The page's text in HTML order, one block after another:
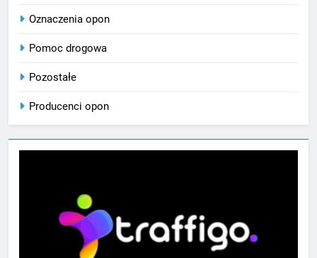
Oznaczenia opon
Pomoc drogowa
Pozostałe
Producenci opon